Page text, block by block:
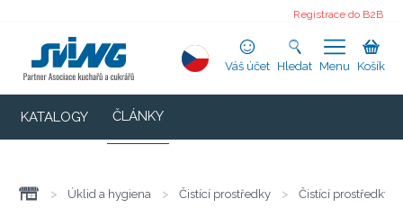
Registrace do B2B
Váš účet Hledat Menu Košík
KATALOGY ČLÁNKY
> Úklid a hygiena > Čistící prostředky > Čistící prostředky